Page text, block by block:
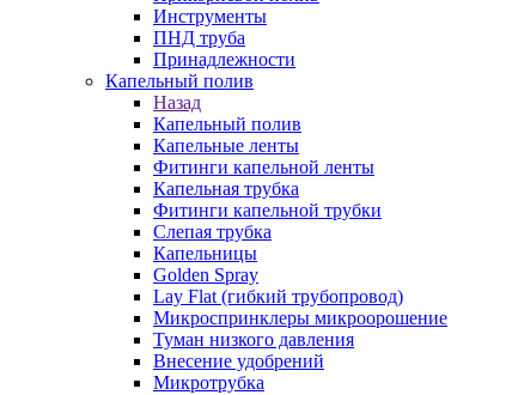
Инструменты
ПНД труба
Принадлежности
Капельный полив
Назад
Капельный полив
Капельные ленты
Фитинги капельной ленты
Капельная трубка
Фитинги капельной трубки
Слепая трубка
Капельницы
Golden Spray
Lay Flat (гибкий трубопровод)
Микроспринклеры микроорошение
Туман низкого давления
Внесение удобрений
Микротрубка